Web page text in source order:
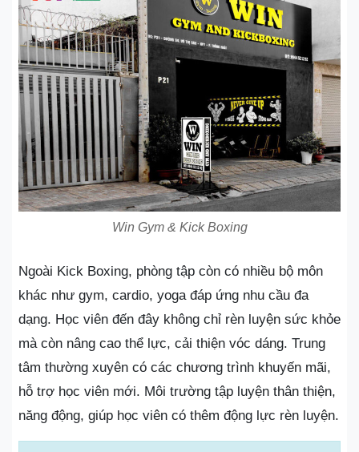
Win Gym & Kick Boxing
Ngoài Kick Boxing, phòng tập còn có nhiều bộ môn
khác như gym, cardio, yoga đáp ứng nhu cầu đa
dạng. Học viên đến đây không chỉ rèn luyện sức khỏe
mà còn nâng cao thể lực, cải thiện vóc dáng. Trung
tâm thường xuyên có các chương trình khuyến mãi,
hỗ trợ học viên mới. Môi trường tập luyện thân thiện,
năng động, giúp học viên có thêm động lực rèn luyện.